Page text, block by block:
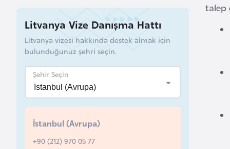
talep
Litvanya Vize Danışma Hattı
Litvanya vizesi hakkında destek almak için
bulunduğunuz şehri seçin.
Şehir Seçin
İstanbul (Avrupa)
+90 (212) 970 05 77
e
r
b
a
y
c
a
n